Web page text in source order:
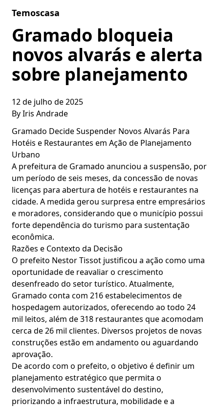
Temoscasa
Gramado bloqueia
novos alvarás e alerta
sobre planejamento
12 de julho de 2025
ByIris Andrade
Gramado Decide Suspender Novos Alvarás Para
Hotéis e Restaurantes em Ação de Planejamento
Urbano
A prefeitura de Gramado anunciou a suspensão, por
um período de seis meses, da concessão de novas
licenças para abertura de hotéis e restaurantes na
cidade. A medida gerou surpresa entre empresários
e moradores, considerando que o município possui
forte dependência do turismo para sustentação
econômica.
Razões e Contexto da Decisão
O prefeito Nestor Tissot justificou a ação como uma
oportunidade de reavaliar o crescimento
desenfreado do setor turístico. Atualmente,
Gramado conta com 216 estabelecimentos de
hospedagem autorizados, oferecendo ao todo 24
mil leitos, além de 318 restaurantes que acomodam
cerca de 26 mil clientes. Diversos projetos de novas
construções estão em andamento ou aguardando
aprovação.
De acordo com o prefeito, o objetivo é definir um
planejamento estratégico que permita o
desenvolvimento sustentável do destino,
priorizando a infraestrutura, mobilidade e a